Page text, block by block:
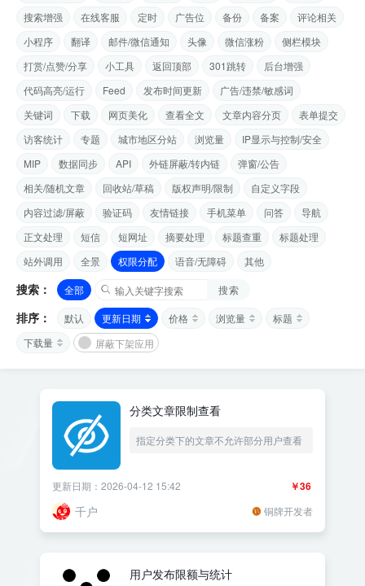
搜索增强
在线客服 定时 广告位 备份 备案
评论相关
小程序
翻译 邮件/微信通知 头像 微信涨粉
侧栏模块
打赏/点赞/分享
小工具 返回顶部 301跳转
后台增强
代码高亮/运行
Feed 发布时间更新
广告/违禁/敏感词
关键词
下载 网页美化 查看全文 文章内容分页
表单提交
访客统计
专题 城市地区分站 浏览量
IP显示与控制/安全
MIP
数据同步 API 外链屏蔽/转内链
弹窗/公告
相关/随机文章
回收站/草稿 版权声明/限制
自定义字段
内容过滤/屏蔽
验证码 友情链接 手机菜单 问答
导航
正文处理
短信 短网址 摘要处理 标题查重
标题处理
站外调用
全景 权限分配 语音/无障碍 其他
搜索： 全部 搜索
排序： 默认 更新日期 价格 浏览量
标题
下载量
屏蔽下架应用
分类文章限制查看
指定分类下的文章不允许部分用户查看
￥36
更新日期：2026-04-12 15:42
千户 铜牌开发者
用户发布限额与统计